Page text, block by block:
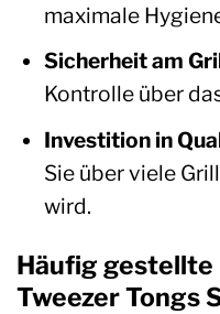
maximale
Sicherheit am
Kontrolle über
Investition in
Sie über viele
wird.
Häufig gestellte
Tweezer Tongs